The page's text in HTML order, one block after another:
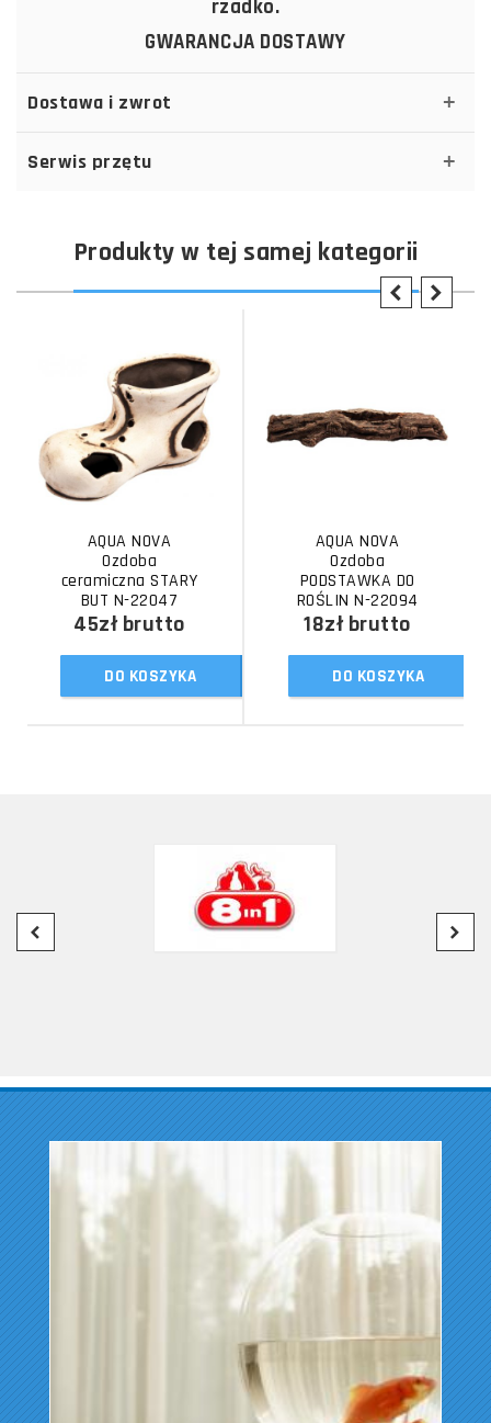
rzadko.
GWARANCJA DOSTAWY
Dostawa i zwrot
Serwis przętu
Produkty w tej samej kategorii
AQUA NOVA
Ozdoba
ceramiczna STARY
BUT N-22047
45złbrutto
DO KOSZYKA
AQUA NOVA
Ozdoba
PODSTAWKA DO
ROŚLIN N-22094
18złbrutto
DO KOSZYKA